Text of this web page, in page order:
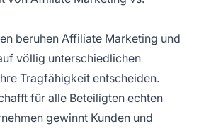
beruhen Affiliate Marketing und
völlig unterschiedlichen
Tragfähigkeit entscheiden.
für alle Beteiligten echten
gewinnt Kunden und